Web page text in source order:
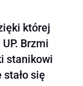
której
Brzmi
stanikowi
się